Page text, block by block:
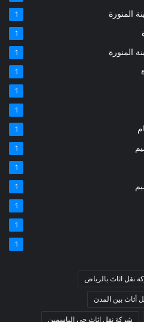
المنورة 1
1
المنورة 1
1
1
1
1
1
1
1
1
1
1
نقل اثاث بالرياض
أثاث بين المدن
شركة نقل اثاث حي الياسمين